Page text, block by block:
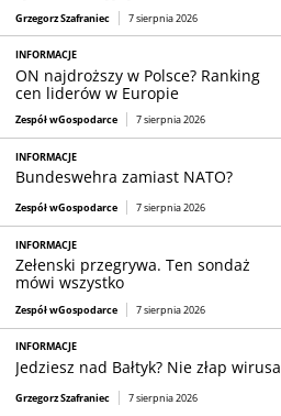
Grzegorz Szafraniec 7 sierpnia 2026
INFORMACJE
ON najdroższy w Polsce? Ranking
cen liderów w Europie
Zespół wGospodarce 7 sierpnia 2026
INFORMACJE
Bundeswehra zamiast NATO?
Zespół wGospodarce 7 sierpnia 2026
INFORMACJE
Zełenski przegrywa. Ten sondaż
mówi wszystko
Zespół wGospodarce 7 sierpnia 2026
INFORMACJE
Jedziesz nad Bałtyk? Nie złap wirusa
Grzegorz Szafraniec 7 sierpnia 2026